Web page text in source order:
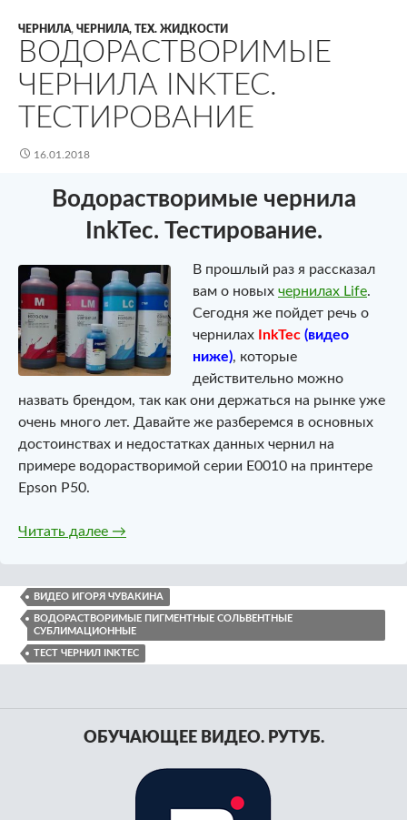
ЧЕРНИЛА, ЧЕРНИЛА, ТЕХ. ЖИДКОСТИ
ВОДОРАСТВОРИМЫЕ
ЧЕРНИЛА INKTEC.
ТЕСТИРОВАНИЕ
16.01.2018
Водорастворимые чернила
InkTec. Тестирование.
В прошлый раз я рассказал
вам о новых чернилах Life.
Сегодня же пойдет речь о
чернилах
InkTec (видео
ниже), которые
действительно можно
назвать брендом, так как они держаться на рынке уже
очень много лет. Давайте же разберемся в основных
достоинствах и недостатках данных чернил на
примере водорастворимой серии E0010 на принтере
Epson P50.
Читать далее Водорастворимые чернила InkTec.
→
ВИДЕО ИГОРЯ ЧУВАКИНА
ВОДОРАСТВОРИМЫЕ ПИГМЕНТНЫЕ СОЛЬВЕНТНЫЕ
СУБЛИМАЦИОННЫЕ
ТЕСТ ЧЕРНИЛ INKTEC
ОБУЧАЮЩЕЕ ВИДЕО. РУТУБ.